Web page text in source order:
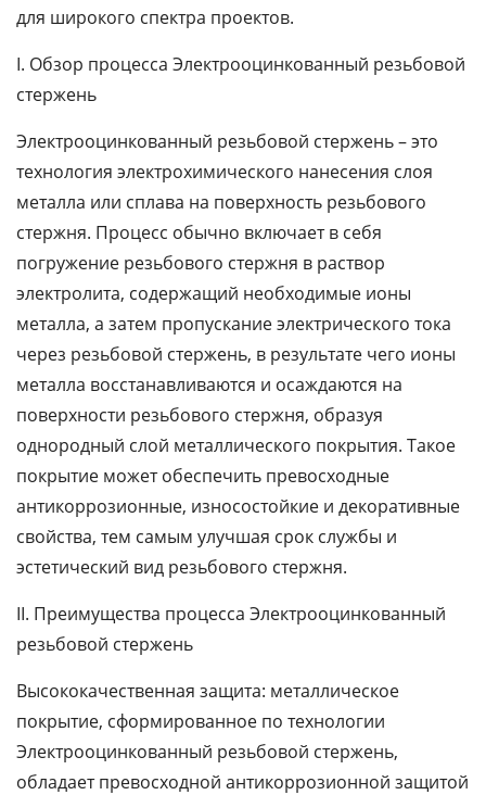
для широкого спектра проектов.
I. Обзор процесса Электрооцинкованный резьбовой
стержень
Электрооцинкованный резьбовой стержень – это
технология электрохимического нанесения слоя
металла или сплава на поверхность резьбового
стержня. Процесс обычно включает в себя
погружение резьбового стержня в раствор
электролита, содержащий необходимые ионы
металла, а затем пропускание электрического тока
через резьбовой стержень, в результате чего ионы
металла восстанавливаются и осаждаются на
поверхности резьбового стержня, образуя
однородный слой металлического покрытия. Такое
покрытие может обеспечить превосходные
антикоррозионные, износостойкие и декоративные
свойства, тем самым улучшая срок службы и
эстетический вид резьбового стержня.
II. Преимущества процесса Электрооцинкованный
резьбовой стержень
Высококачественная защита: металлическое
покрытие, сформированное по технологии
Электрооцинкованный резьбовой стержень,
обладает превосходной антикоррозионной защитой